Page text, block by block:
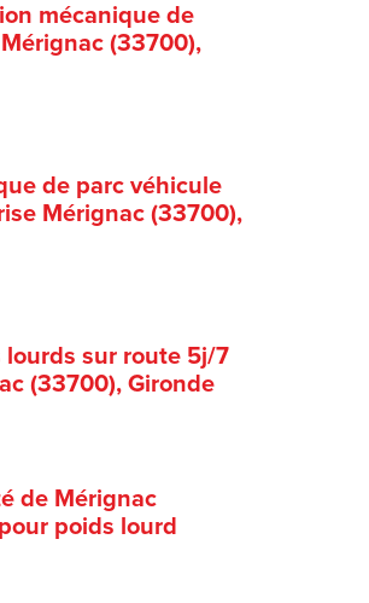
mécanique de
(33700),
de parc véhicule
Mérignac (33700),
sur route 5j/7
(33700), Gironde
de Mérignac
poids lourd